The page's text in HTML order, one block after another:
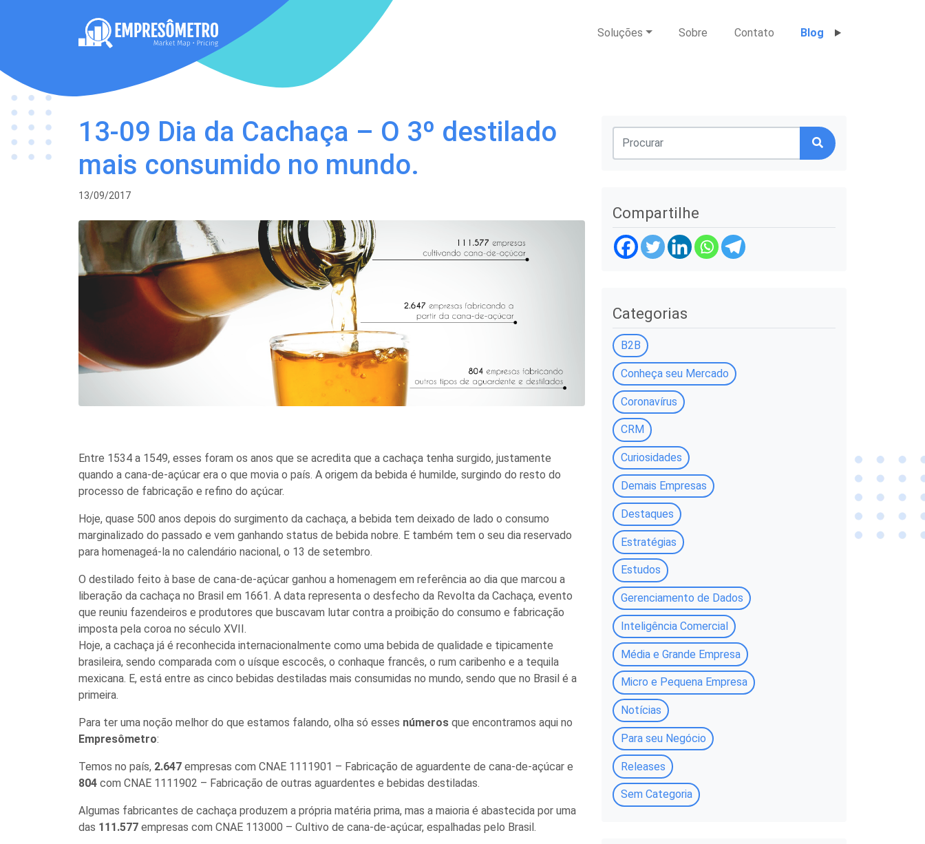
Soluções Sobre Contato Blog
13-09 Dia da Cachaça – O 3º destilado
mais consumido no mundo.
13/09/2017
Entre 1534 a 1549, esses foram os anos que se acredita que a cachaça tenha surgido, justamente
quando a cana-de-açúcar era o que movia o país. A origem da bebida é humilde, surgindo do resto do
processo de fabricação e refino do açúcar.
Hoje, quase 500 anos depois do surgimento da cachaça, a bebida tem deixado de lado o consumo
marginalizado do passado e vem ganhando status de bebida nobre. E também tem o seu dia reservado
para homenageá-la no calendário nacional, o 13 de setembro.
O destilado feito à base de cana-de-açúcar ganhou a homenagem em referência ao dia que marcou a
liberação da cachaça no Brasil em 1661. A data representa o desfecho da Revolta da Cachaça, evento
que reuniu fazendeiros e produtores que buscavam lutar contra a proibição do consumo e fabricação
imposta pela coroa no século XVII.
Hoje, a cachaça já é reconhecida internacionalmente como uma bebida de qualidade e tipicamente
brasileira, sendo comparada com o uísque escocês, o conhaque francês, o rum caribenho e a tequila
mexicana. E, está entre as cinco bebidas destiladas mais consumidas no mundo, sendo que no Brasil é a
primeira.
Para ter uma noção melhor do que estamos falando, olha só esses números que encontramos aqui no
Empresômetro:
Temos no país, 2.647 empresas com CNAE 1111901 – Fabricação de aguardente de cana-de-açúcar e
804 com CNAE 1111902 – Fabricação de outras aguardentes e bebidas destiladas.
Algumas fabricantes de cachaça produzem a própria matéria prima, mas a maioria é abastecida por uma
das 111.577 empresas com CNAE 113000 – Cultivo de cana-de-açúcar, espalhadas pelo Brasil.
Compartilhe
Categorias
B2B
Conheça seu Mercado
Coronavírus
CRM
Curiosidades
Demais Empresas
Destaques
Estratégias
Estudos
Gerenciamento de Dados
Inteligência Comercial
Média e Grande Empresa
Micro e Pequena Empresa
Notícias
Para seu Negócio
Releases
Sem Categoria